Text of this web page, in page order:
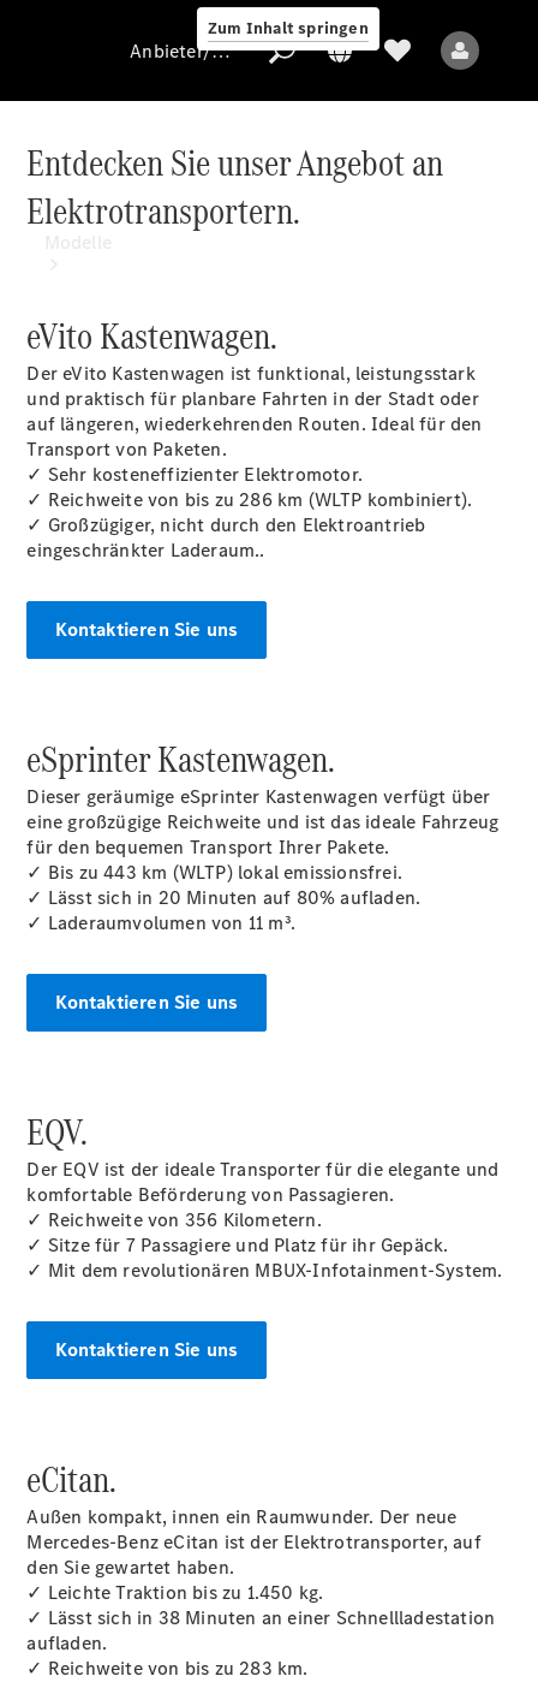
Zum Inhalt springen
Anbieter/Datenschutz
Alle Modelle
Elektromodelle
Sprinter
Sprinter
Sprinter
Kastenwagen
Sprinter
Tourer
Sprinter
Fahrgestell
Doppelkabine
Mercedes-
Benz Store
Vito
Alle Vito
Vito
Konfigurator
Mercedes-
Benz Store
Citan
Anbieter/Datenschutz
Entdecken Sie unser Angebot an
Elektrotransportern.
eVito Kastenwagen.
Der eVito Kastenwagen ist funktional, leistungsstark
und praktisch für planbare Fahrten in der Stadt oder
auf längeren, wiederkehrenden Routen. Ideal für den
Transport von Paketen.
✓ Sehr kosteneffizienter Elektromotor.
✓ Reichweite von bis zu 286 km (WLTP kombiniert).
✓ Großzügiger, nicht durch den Elektroantrieb
eingeschränkter Laderaum..
Kontaktieren Sie uns
eSprinter Kastenwagen.
Dieser geräumige eSprinter Kastenwagen verfügt über
eine großzügige Reichweite und ist das ideale Fahrzeug
für den bequemen Transport Ihrer Pakete.
✓ Bis zu 443 km (WLTP) lokal emissionsfrei.
✓ Lässt sich in 20 Minuten auf 80% aufladen.
✓ Laderaumvolumen von 11 m³.
Kontaktieren Sie uns
EQV.
Der EQV ist der ideale Transporter für die elegante und
komfortable Beförderung von Passagieren.
✓ Reichweite von 356 Kilometern.
✓ Sitze für 7 Passagiere und Platz für ihr Gepäck.
✓ Mit dem revolutionären MBUX-Infotainment-System.
Kontaktieren Sie uns
eCitan.
Außen kompakt, innen ein Raumwunder. Der neue
Mercedes-Benz eCitan ist der Elektrotransporter, auf
den Sie gewartet haben.
✓ Leichte Traktion bis zu 1.450 kg.
✓ Lässt sich in 38 Minuten an einer Schnellladestation
aufladen.
✓ Reichweite von bis zu 283 km.